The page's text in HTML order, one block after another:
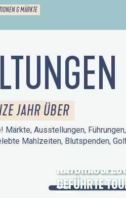
& MÄRKTE
JAHR ÜBER
Ausstellungen,
Mahlzeiten, Blutspenden,
TAGE DES
GEFÜHRTE